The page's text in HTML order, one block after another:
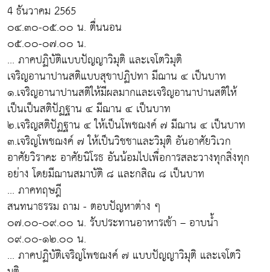
4 ธันวาคม 2565
๐๔.๓๐-๐๕.๐๐ น. ตื่นนอน
๐๕.๐๐-๐๗.๐๐ น.
... ภาคปฏิบัติแบบปัญญาวิมุติ และเจโตวิมุติ
เจริญอานาปานสติแบบสุขาปฏิปทา มีฌาน ๔ เป็นบาท
๑.เจริญอานาปานสติให้มีผลมากและเจริญอานาปานสติให้
เป็นเป็นสติปัฏฐาน ๔ มีฌาน ๔ เป็นบาท
๒.เจริญสติปัฏฐาน ๔ ให้เป็นโพชฌงค์ ๗ มีฌาน ๔ เป็นบาท
๓.เจริญโพชฌงค์ ๗ ให้เป็นวิชชาและวิมุติ อันอาศัยวิเวก
อาศัยวิราคะ อาศัยนิโรธ อันน้อมไปเพื่อการสละวางทุกสิ่งทุก
อย่าง โดยมีฌานสมาบัติ ๘ และกสิณ ๘ เป็นบาท
... ภาคทฤษฎี
สนทนาธรรม ถาม - ตอบปัญหาต่าง ๆ
๐๗.๐๐-๐๙.๐๐ น. รับประทานอาหารเช้า – อาบน้ำ
๐๙.๐๐-๑๒.๐๐ น.
... ภาคปฏิบัติเจริญโพชฌงค์ ๗ แบบปัญญาวิมุติ และเจโตวิ